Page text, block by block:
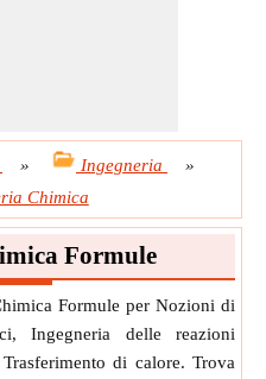
» Ingegneria
»
Chimica
Formule
Formule per Nozioni di
Ingegneria delle reazioni
di calore. Trova